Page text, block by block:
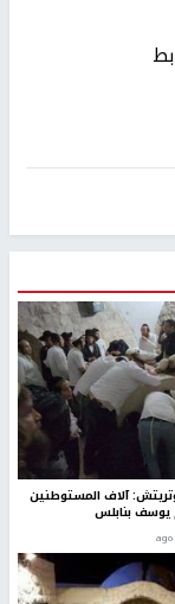
آلاف المستوطنين
يوسف بنابلس